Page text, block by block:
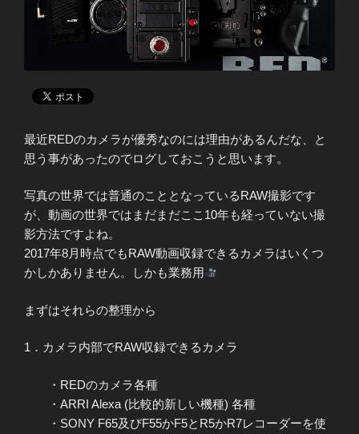
最近REDのカメラが優秀なのには理由があるんだな、と
思う事があったのでログしておこうと思います。
写真の世界では普通のこととなっているRAW撮影です
が、動画の世界ではまだまだここ10年も経っていない撮
影方法ですよね。
2017年8月時点でもRAW動画収録できるカメラはいくつ
かしかありません。しかも業務用
まずはそれらの整理から
1．カメラ内部でRAW収録できるカメラ
・REDのカメラ各種
・ARRI Alexa (比較的新しい機種) 各種
・SONY F65及びF55かF5とR5かR7レコーダーを使